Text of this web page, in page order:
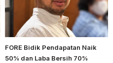
FORE Bidik Pendapatan Naik
50% dan Laba Bersih 70%